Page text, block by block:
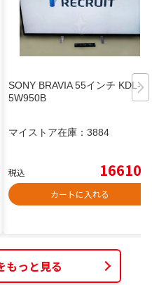
SONY BRAVIA 55インチ KDL-5
5W950B
マイストア在庫： 3884
税込 16610
カートに入れる
もっと見る